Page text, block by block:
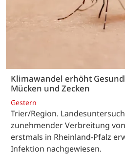
Klimawandel erhöht
Mücken und Zecken
Gestern
Trier/Region.
zunehmender Verbreitung
erstmals in Rheinland-Pfalz
Infektion nachgewiesen.